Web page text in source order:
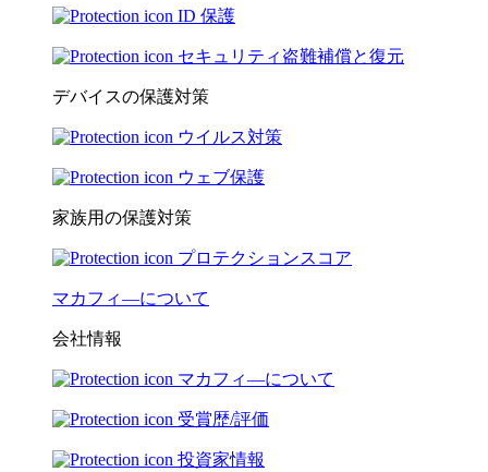
ID 保護
セキュリティ盗難補償と復元
デバイスの保護対策
ウイルス対策
ウェブ保護
家族用の保護対策
プロテクションスコア
マカフィ―について
会社情報
マカフィ―について
受賞歴/評価
投資家情報